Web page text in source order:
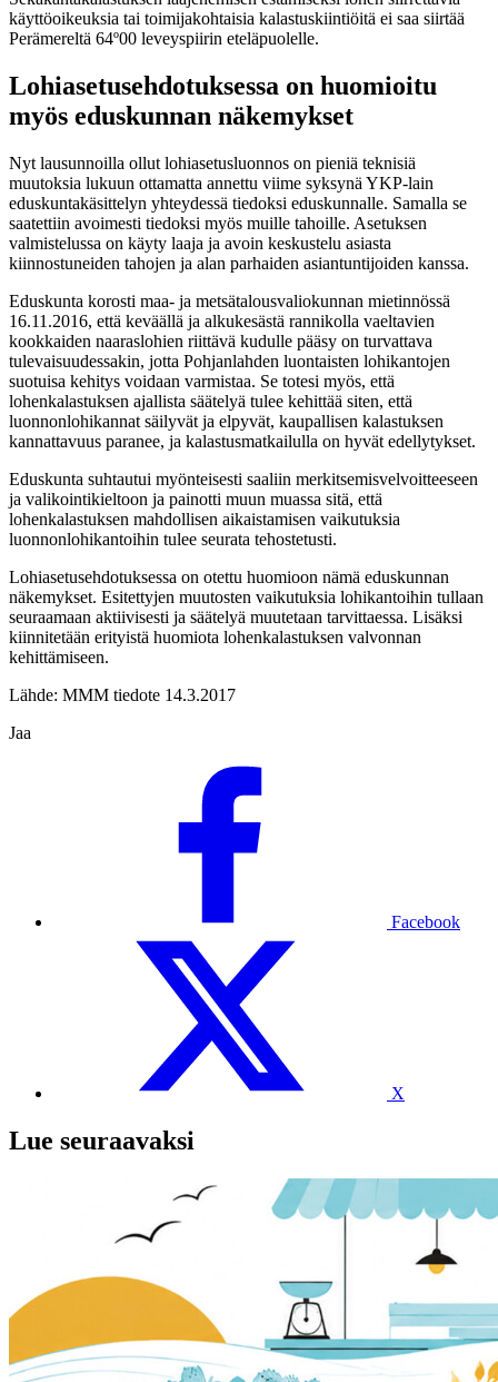
käyttöoikeuksia tai toimijakohtaisia kalastuskiintiöitä ei saa siirtää
Perämereltä 64º00 leveyspiirin eteläpuolelle.
Lohiasetusehdotuksessa on huomioitu
myös eduskunnan näkemykset
Nyt lausunnoilla ollut lohiasetusluonnos on pieniä teknisiä
muutoksia lukuun ottamatta annettu viime syksynä YKP-lain
eduskuntakäsittelyn yhteydessä tiedoksi eduskunnalle. Samalla se
saatettiin avoimesti tiedoksi myös muille tahoille. Asetuksen
valmistelussa on käyty laaja ja avoin keskustelu asiasta
kiinnostuneiden tahojen ja alan parhaiden asiantuntijoiden kanssa.
Eduskunta korosti maa- ja metsätalousvaliokunnan mietinnössä
16.11.2016, että keväällä ja alkukesästä rannikolla vaeltavien
kookkaiden naaraslohien riittävä kudulle pääsy on turvattava
tulevaisuudessakin, jotta Pohjanlahden luontaisten lohikantojen
suotuisa kehitys voidaan varmistaa. Se totesi myös, että
lohenkalastuksen ajallista säätelyä tulee kehittää siten, että
luonnonlohikannat säilyvät ja elpyvät, kaupallisen kalastuksen
kannattavuus paranee, ja kalastusmatkailulla on hyvät edellytykset.
Eduskunta suhtautui myönteisesti saaliin merkitsemisvelvoitteeseen
ja valikointikieltoon ja painotti muun muassa sitä, että
lohenkalastuksen mahdollisen aikaistamisen vaikutuksia
luonnonlohikantoihin tulee seurata tehostetusti.
Lohiasetusehdotuksessa on otettu huomioon nämä eduskunnan
näkemykset. Esitettyjen muutosten vaikutuksia lohikantoihin tullaan
seuraamaan aktiivisesti ja säätelyä muutetaan tarvittaessa. Lisäksi
kiinnitetään erityistä huomiota lohenkalastuksen valvonnan
kehittämiseen.
Lähde: MMM tiedote 14.3.2017
Jaa
Facebook
X
Lue seuraavaksi